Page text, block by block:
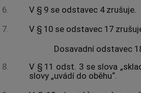
6.
V § 9 se odstavec 4 zrušuje.
7.
V § 10 se odstavec 17
Dosavadní odstavec
8.
V § 11 odst. 3 se slova
slovy „uvádí do oběhu“.